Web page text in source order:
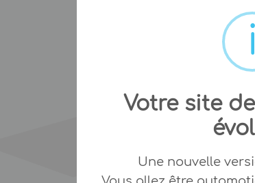
Votre site
Une nouvelle